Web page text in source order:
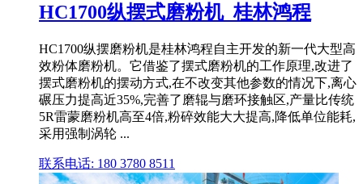
HC1700纵摆式磨粉机_桂林鸿程
HC1700纵摆磨粉机是桂林鸿程自主开发的新一代大型高
效粉体磨粉机。它借鉴了摆式磨粉机的工作原理,改进了
摆式磨粉机的摆动方式,在不改变其他参数的情况下,离心
碾压力提高近35%,完善了磨辊与磨环接触区,产量比传统
5R雷蒙磨粉机高至4倍,粉碎效能大大提高,降低单位能耗,
采用强制涡轮 ...
联系电话: 180 3780 8511